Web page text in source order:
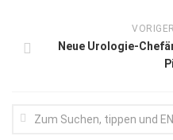
Kampf gegen Krebs
Neue Urologie-